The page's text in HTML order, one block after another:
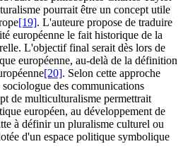
pourrait être un concept utile
[19]. L'auteure propose de traduire
européenne le fait historique de la
L'objectif final serait dès lors de
européenne, au-delà de la définition
[20]. Selon cette approche
des communications
de multiculturalisme permettrait
européen, au développement de
à définir un pluralisme culturel ou
d'un espace politique symbolique